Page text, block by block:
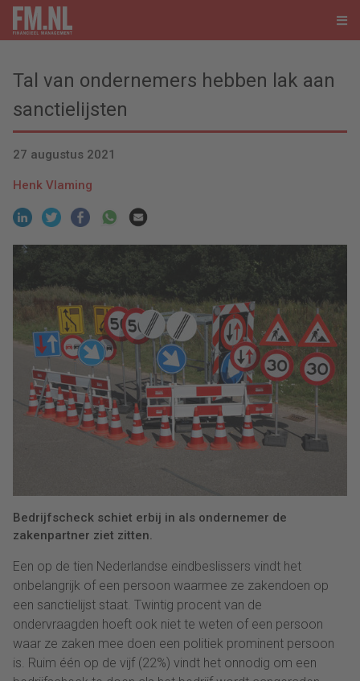
Tal van ondernemers hebben lak aan
sanctielijsten
27 augustus 2021
Henk Vlaming
Bedrijfscheck schiet erbij in als ondernemer de
zakenpartner ziet zitten.
Een op de tien Nederlandse eindbeslissers vindt het
onbelangrijk of een persoon waarmee ze zakendoen op
een sanctielijst staat. Twintig procent van de
ondervraagden hoeft ook niet te weten of een persoon
waar ze zaken mee doen een politiek prominent persoon
is. Ruim één op de vijf (22%) vindt het onnodig om een